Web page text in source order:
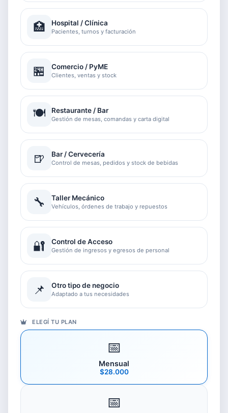
🏥 Hospital / Clínica
Pacientes, turnos y facturación
🏪 Comercio / PyME
Clientes, ventas y stock
🍽️ Restaurante / Bar
Gestión de mesas, comandas y carta digital
🍺 Bar / Cervecería
Control de mesas, pedidos y stock de bebidas
🔧 Taller Mecánico
Vehículos, órdenes de trabajo y repuestos
🔐 Control de Acceso
Gestión de ingresos y egresos de personal
📌 Otro tipo de negocio
Adaptado a tus necesidades
ELEGÍ TU PLAN
📅
Mensual
$28.000
📅